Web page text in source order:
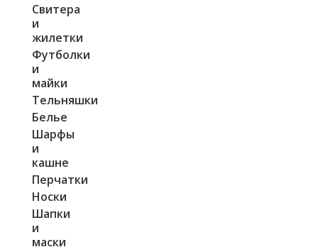
Свитера
и
жилетки
Футболки
и
майки
Тельняшки
Белье
Шарфы
и
кашне
Перчатки
Носки
Шапки
и
маски